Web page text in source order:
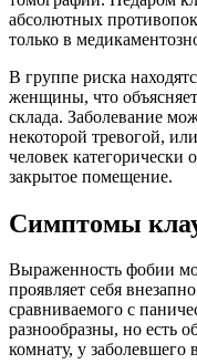
абсолютных
только в
В группе риска
женщины, что
склада. Заболевание
некоторой тревогой,
человек категорически
закрытое помещение.
Симптомы
Выраженность фобии
проявляет себя
сравниваемого с
разнообразны, но есть
комнату, у заболевшего